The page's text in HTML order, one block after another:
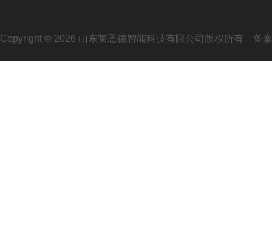
Copyright © 2026 山东莱恩德智能科技有限公司版权所有 备